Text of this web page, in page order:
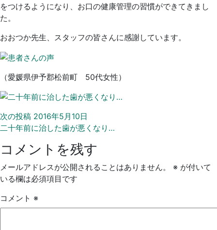
をつけるようになり、お口の健康管理の習慣ができてきまし
た。
おおつか先生、スタッフの皆さんに感謝しています。
（愛媛県伊予郡松前町 50代女性）
次の投稿 2016年5月10日
二十年前に治した歯が悪くなり…
コメントを残す
メールアドレスが公開されることはありません。 ※ が付いて
いる欄は必須項目です
コメント ※